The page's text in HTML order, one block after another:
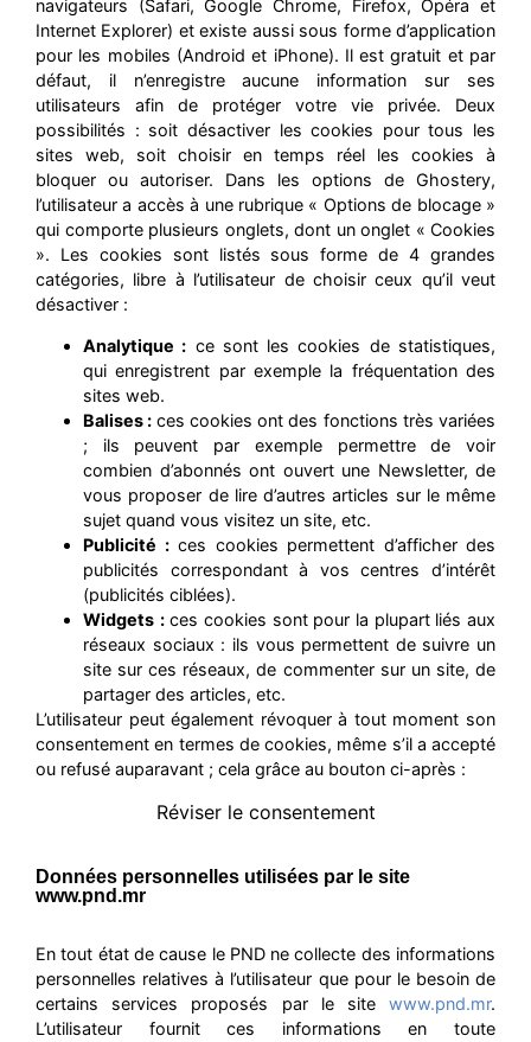
navigateurs (Safari, Google Chrome, Firefox, Opéra et
Internet Explorer) et existe aussi sous forme d’application
pour les mobiles (Android et iPhone). Il est gratuit et par
défaut, il n’enregistre aucune information sur ses
utilisateurs afin de protéger votre vie privée. Deux
possibilités : soit désactiver les cookies pour tous les
sites web, soit choisir en temps réel les cookies à
bloquer ou autoriser. Dans les options de Ghostery,
l’utilisateur a accès à une rubrique « Options de blocage »
qui comporte plusieurs onglets, dont un onglet « Cookies
». Les cookies sont listés sous forme de 4 grandes
catégories, libre à l’utilisateur de choisir ceux qu’il veut
désactiver :
Analytique : ce sont les cookies de statistiques,
qui enregistrent par exemple la fréquentation des
sites web.
Balises : ces cookies ont des fonctions très variées
; ils peuvent par exemple permettre de voir
combien d’abonnés ont ouvert une Newsletter, de
vous proposer de lire d’autres articles sur le même
sujet quand vous visitez un site, etc.
Publicité :ces cookies permettent d’afficher des
publicités correspondant à vos centres d’intérêt
(publicités ciblées).
Widgets :ces cookies sont pour la plupart liés aux
réseaux sociaux : ils vous permettent de suivre un
site sur ces réseaux, de commenter sur un site, de
partager des articles, etc.
L’utilisateur peut également révoquer à tout moment son
consentement en termes de cookies, même s’il a accepté
ou refusé auparavant ; cela grâce au bouton ci-après :
Réviser le consentement
Données personnelles utilisées par le site
www.pnd.mr
En tout état de cause le PND ne collecte des informations
personnelles relatives à l’utilisateur que pour le besoin de
certains services proposés par le site www.pnd.mr.
L’utilisateur fournit ces informations en toute